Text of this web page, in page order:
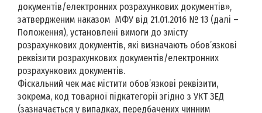
документів/електронних розрахункових документів»,
затвердженим наказом МФУ від 21.01.2016 № 13 (далі –
Положення), установлені вимоги до змісту
розрахункових документів, які визначають обов’язкові
реквізити розрахункових документів/електронних
розрахункових документів.
Фіскальний чек має містити обов’язкові реквізити,
зокрема, код товарної підкатегорії згідно з УКТ ЗЕД
(зазначається у випадках, передбачених чинним